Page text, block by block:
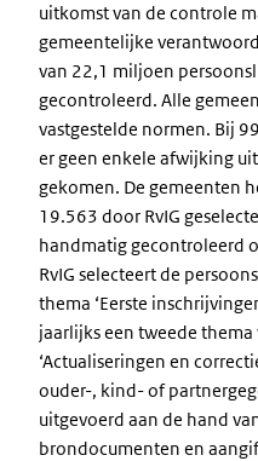
uitkomst van de controle
gemeentelijke
van 22,1 miljoen
gecontroleerd. Alle
vastgestelde normen. Bij
er geen enkele afwijking
gekomen. De gemeenten
19.563 door RvIG
handmatig gecontroleerd
RvIG selecteert de
thema ‘Eerste
jaarlijks een tweede
‘Actualiseringen en
ouder-, kind- of
uitgevoerd aan de hand
brondocumenten en